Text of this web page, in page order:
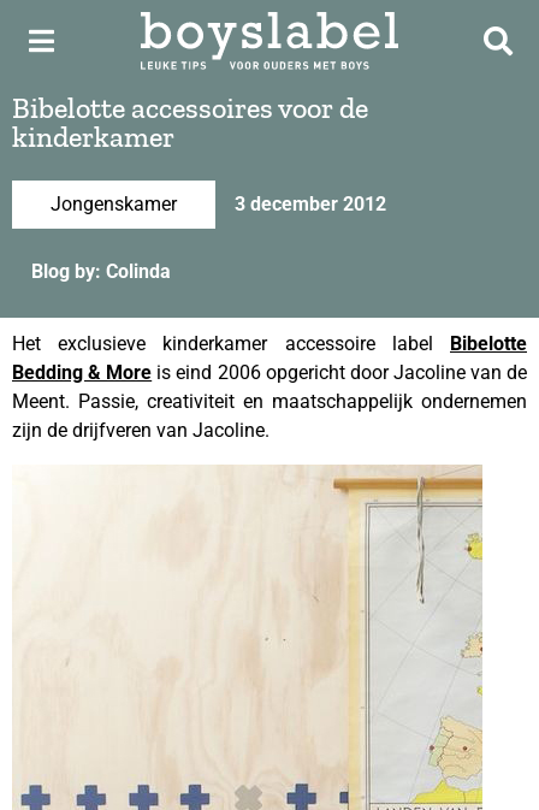
Bibelotte accessoires voor de
kinderkamer
Jongenskamer 3 december 2012
Blog by: Colinda
Het exclusieve kinderkamer accessoire label Bibelotte
Bedding & More is eind 2006 opgericht door Jacoline van de
Meent. Passie, creativiteit en maatschappelijk ondernemen
zijn de drijfveren van Jacoline.